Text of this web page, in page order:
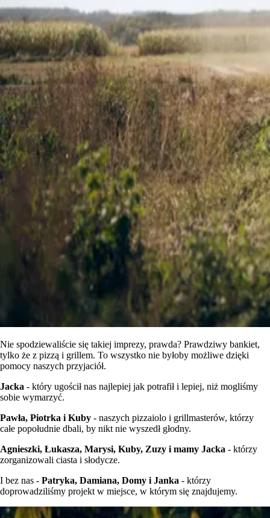
Nie spodziewaliście się takiej imprezy, prawda? Prawdziwy bankiet,
tylko że z pizzą i grillem. To wszystko nie byłoby możliwe dzięki
pomocy naszych przyjaciół.
Jacka - który ugościł nas najlepiej jak potrafił i lepiej, niż mogliśmy
sobie wymarzyć.
Pawła, Piotrka i Kuby - naszych pizzaiolo i grillmasterów, którzy
całe popołudnie dbali, by nikt nie wyszedł głodny.
Agnieszki, Łukasza, Marysi, Kuby, Zuzy i mamy Jacka - którzy
zorganizowali ciasta i słodycze.
I bez nas - Patryka, Damiana, Domy i Janka - którzy
doprowadziliśmy projekt w miejsce, w którym się znajdujemy.